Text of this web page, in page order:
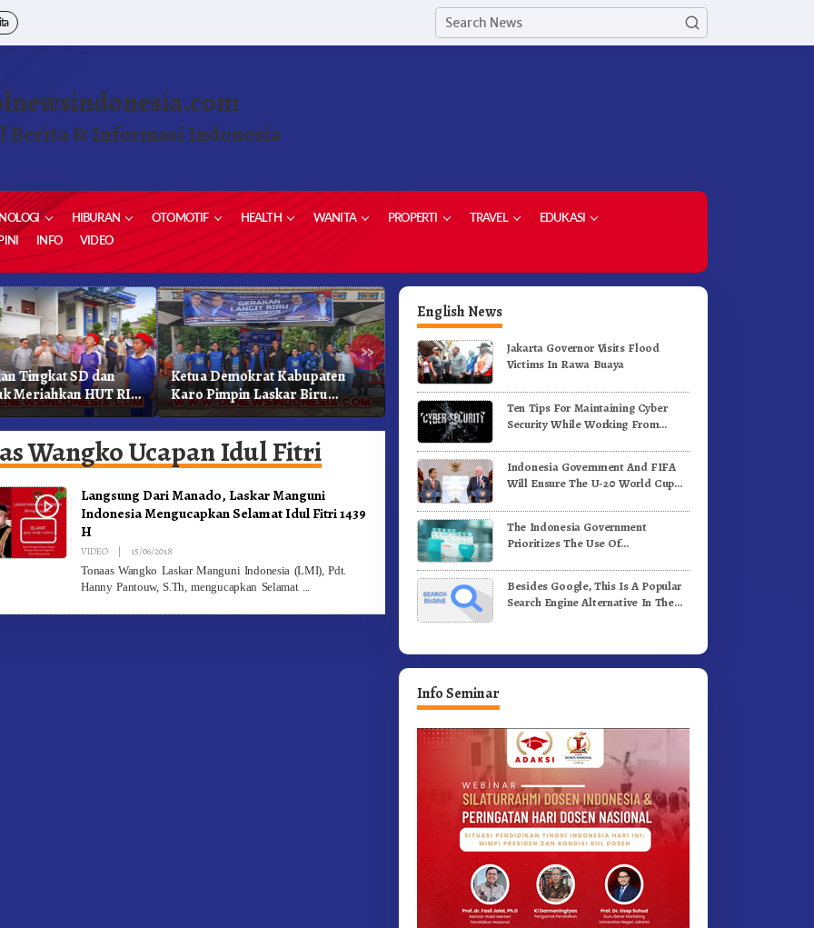
Berita & Informasi Indonesia
HIBURAN OTOMOTIF HEALTH WANITA PROPERTI TRAVEL
EDUKASI
INFO VIDEO
»
Tingkat SD dan
Meriahkan HUT RI
Sekda Karo
Ketua Demokrat Kabupaten
Karo Pimpin Laskar Biru
Bergerak.!
Meriahkan HUT RI Ke-81
Pemkab Karo Gelar Gerak
Jalan Kemerdekaan.!
Pemkab Karo Gelar
Pertandingan Olahraga
Wangko Ucapan Idul Fitri
Langsung Dari Manado, Laskar Manguni
Indonesia Mengucapkan Selamat Idul Fitri 1439
H
VIDEO | 15/06/2018
Tonaas Wangko Laskar Manguni Indonesia (LMI), Pdt.
Hanny Pantouw, S.Th, mengucapkan Selamat
English News
Jakarta Governor Visits Flood
Victims In Rawa Buaya
Ten Tips For Maintaining Cyber
Security While Working From
Indonesia Government And FIFA
Will Ensure The U-20 World Cup
Standards
The Indonesia Government
Prioritizes The Use Of
Vaccines
Besides Google, This Is A Popular
Search Engine Alternative In The
Info Seminar